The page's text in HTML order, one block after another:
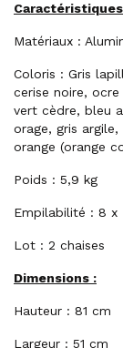
Matériaux :
Coloris : Gris
cerise noire,
vert cèdre, bleu
orage, gris
orange (orange
Poids : 5,9 kg
Empilabilité : 8 x
Lot : 2 chaises
Dimensions :
Hauteur : 81 cm
Largeur : 51 cm